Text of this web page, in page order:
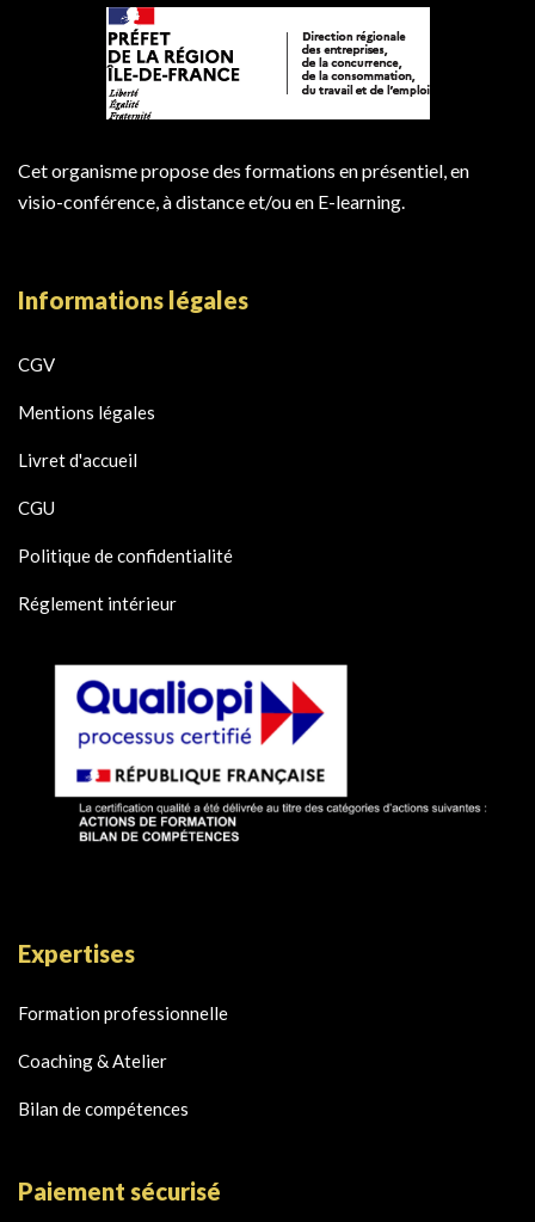
Cet organisme propose des formations en présentiel, en
visio-conférence, à distance et/ou en E-learning.
Informations légales
CGV
Mentions légales
Livret d'accueil
CGU
Politique de confidentialité
Réglement intérieur
Expertises
Formation professionnelle
Coaching & Atelier
Bilan de compétences
Paiement sécurisé